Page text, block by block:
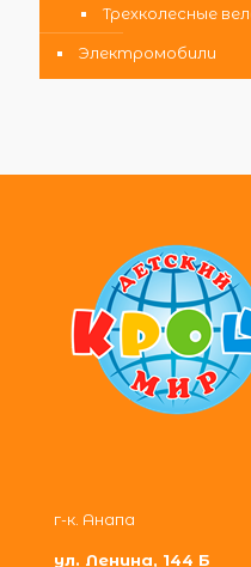
Трехколесные
Электромобили
г-к. Анапа
ул. Ленина, 144 Б